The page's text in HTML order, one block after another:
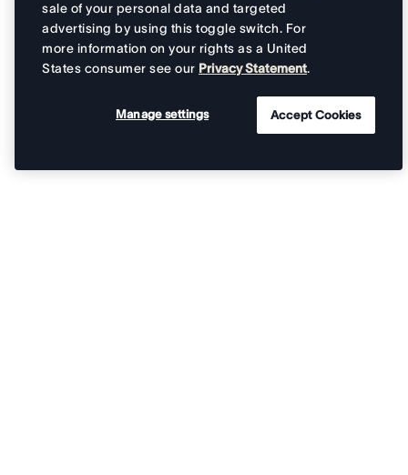
sale of your personal data and targeted
advertising by using this toggle switch. For
more information on your rights as a United
States consumer see our Privacy Statement.
Manage settings Accept Cookies